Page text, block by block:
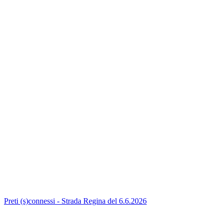
Preti (s)connessi - Strada Regina del 6.6.2026